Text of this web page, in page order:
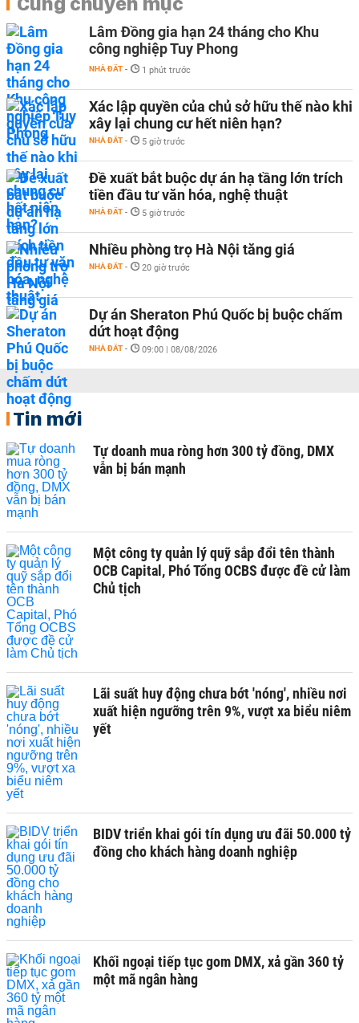
Lâm Đồng gia hạn 24 tháng cho Khu
công nghiệp Tuy Phong
NHÀ ĐẤT - 1 phút trước
Xác lập quyền của chủ sở hữu thế nào khi
xây lại chung cư hết niên hạn?
NHÀ ĐẤT - 5 giờ trước
Đề xuất bắt buộc dự án hạ tầng lớn trích
tiền đầu tư văn hóa, nghệ thuật
NHÀ ĐẤT - 5 giờ trước
Nhiều phòng trọ Hà Nội tăng giá
NHÀ ĐẤT - 20 giờ trước
Dự án Sheraton Phú Quốc bị buộc chấm
dứt hoạt động
NHÀ ĐẤT - 09:00 | 08/08/2026
Tin mới
Tự doanh mua ròng hơn 300 tỷ đồng, DMX
vẫn bị bán mạnh
Một công ty quản lý quỹ sắp đổi tên thành
OCB Capital, Phó Tổng OCBS được đề cử làm
Chủ tịch
Lãi suất huy động chưa bớt 'nóng', nhiều nơi
xuất hiện ngưỡng trên 9%, vượt xa biểu niêm
yết
BIDV triển khai gói tín dụng ưu đãi 50.000 tỷ
đồng cho khách hàng doanh nghiệp
Khối ngoại tiếp tục gom DMX, xả gần 360 tỷ
một mã ngân hàng